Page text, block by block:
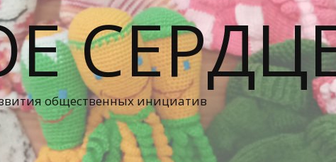
общественных инициатив